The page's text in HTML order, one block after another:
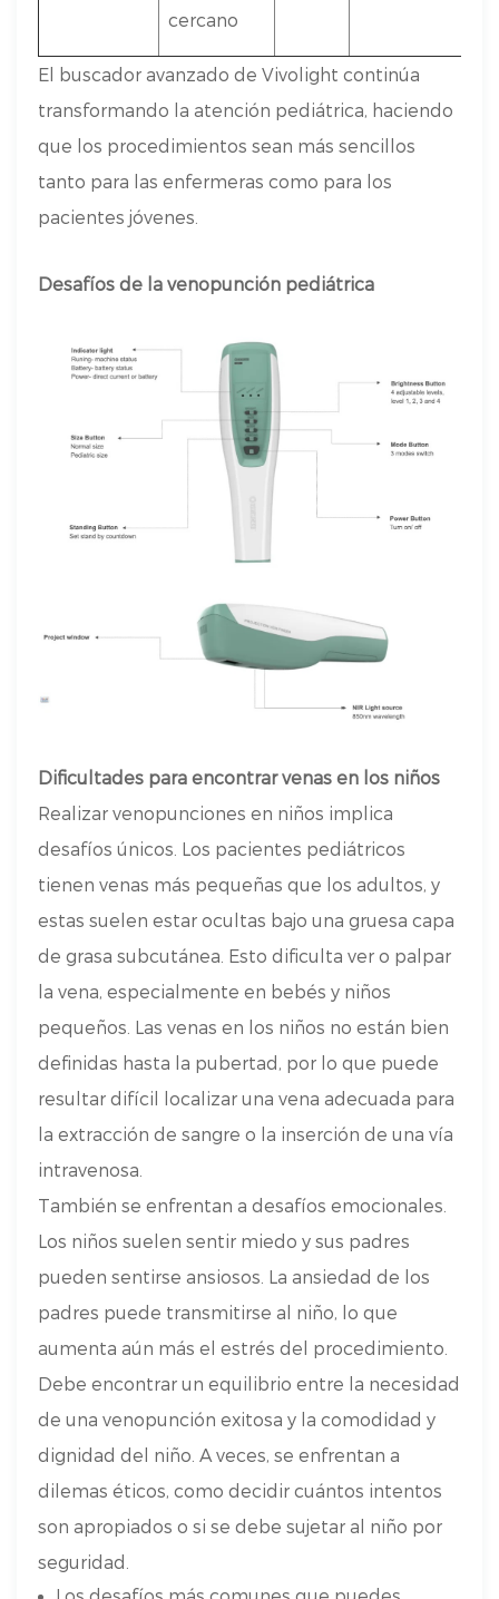
cercano
El buscador avanzado de Vivolight continúa
transformando la atención pediátrica, haciendo
que los procedimientos sean más sencillos
tanto para las enfermeras como para los
pacientes jóvenes.
Desafíos de la venopunción pediátrica
Dificultades para encontrar venas en los niños
Realizar venopunciones en niños implica
desafíos únicos. Los pacientes pediátricos
tienen venas más pequeñas que los adultos, y
estas suelen estar ocultas bajo una gruesa capa
de grasa subcutánea. Esto dificulta ver o palpar
la vena, especialmente en bebés y niños
pequeños. Las venas en los niños no están bien
definidas hasta la pubertad, por lo que puede
resultar difícil localizar una vena adecuada para
la extracción de sangre o la inserción de una vía
intravenosa.
También se enfrentan a desafíos emocionales.
Los niños suelen sentir miedo y sus padres
pueden sentirse ansiosos. La ansiedad de los
padres puede transmitirse al niño, lo que
aumenta aún más el estrés del procedimiento.
Debe encontrar un equilibrio entre la necesidad
de una venopunción exitosa y la comodidad y
dignidad del niño. A veces, se enfrentan a
dilemas éticos, como decidir cuántos intentos
son apropiados o si se debe sujetar al niño por
seguridad.